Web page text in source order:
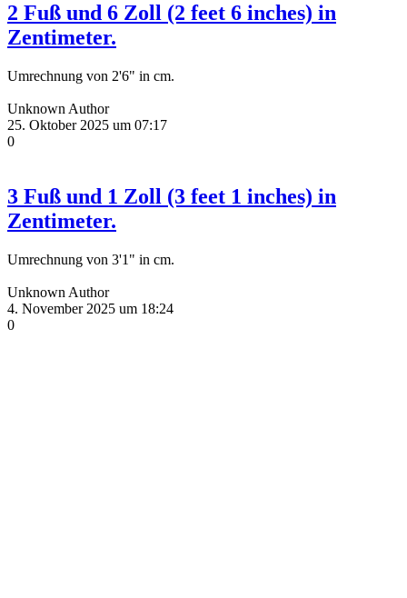
2 Fuß und 6 Zoll (2 feet 6 inches) in
Zentimeter.
Umrechnung von 2'6" in cm.
Unknown Author
25. Oktober 2025 um 07:17
0
3 Fuß und 1 Zoll (3 feet 1 inches) in
Zentimeter.
Umrechnung von 3'1" in cm.
Unknown Author
4. November 2025 um 18:24
0